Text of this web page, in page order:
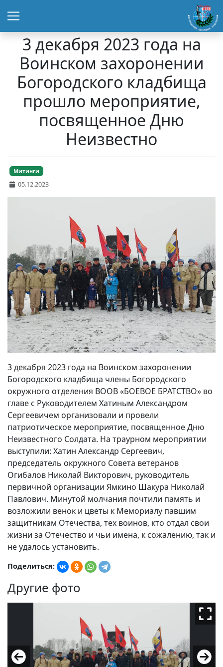
3 декабря 2023 года на
Воинском захоронении
Богородского кладбища
прошло мероприятие,
посвященное Дню
Неизвестно
Митинги
05.12.2023
3 декабря 2023 года на Воинском захоронении
Богородского кладбища члены Богородского
окружного отделения ВООВ «БОЕВОЕ БРАТСТВО» во
главе с Руководителем Хатиным Александром
Сергеевичем организовали и провели
патриотическое мероприятие, посвященное Дню
Неизвестного Солдата. На траурном мероприятии
выступили: Хатин Александр Сергеевич,
председатель окружного Совета ветеранов
Огибалов Николай Викторович, руководитель
первичной организации Ямкино Шакура Николай
Павлович. Минутой молчания почтили память и
возложили венок и цветы к Мемориалу павшим
защитникам Отечества, тех воинов, кто отдал свои
жизни за Отечество и чьи имена, к сожалению, так и
не удалось установить.
Поделиться:
Другие фото